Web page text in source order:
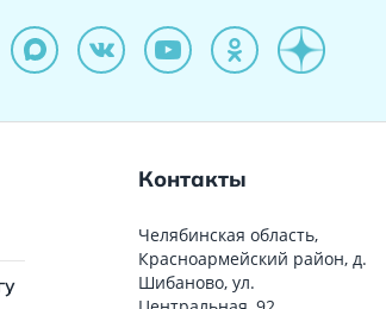
Контакты
Челябинская область,
Красноармейский район, д.
Шибаново, ул.